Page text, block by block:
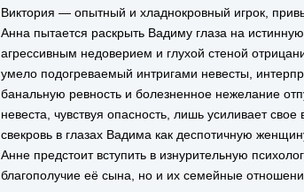
Виктория — опытный и хладнокровный игрок,
Анна пытается раскрыть Вадиму глаза на
агрессивным недоверием и глухой стеной
умело подогреваемый интригами невесты,
банальную ревность и болезненное нежелание
невеста, чувствуя опасность, лишь усиливает
свекровь в глазах Вадима как деспотичную
Анне предстоит вступить в изнурительную
благополучие её сына, но и их семейные